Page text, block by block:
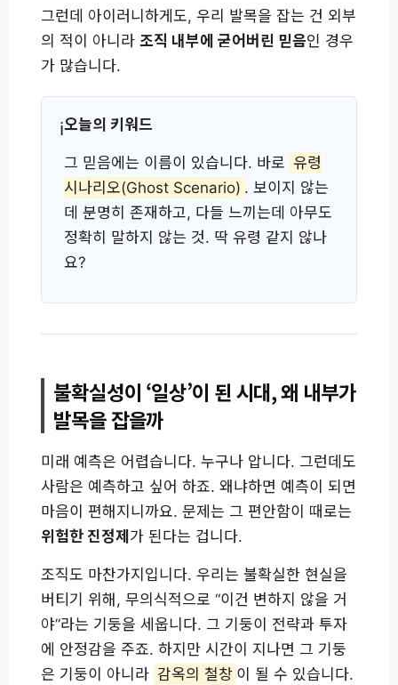
그런데 아이러니하게도, 우리 발목을 잡는 건 외부
의 적이 아니라 조직 내부에 굳어버린 믿음인 경우
가 많습니다.
오늘의 키워드
그 믿음에는 이름이 있습니다. 바로 유령
시나리오(Ghost Scenario) . 보이지 않는
데 분명히 존재하고, 다들 느끼는데 아무도
정확히 말하지 않는 것. 딱 유령 같지 않나
요?
불확실성이 ‘일상’이 된 시대, 왜 내부가
발목을 잡을까
미래 예측은 어렵습니다. 누구나 압니다. 그런데도
사람은 예측하고 싶어 하죠. 왜냐하면 예측이 되면
마음이 편해지니까요. 문제는 그 편안함이 때로는
위험한 진정제 가 된다는 겁니다.
조직도 마찬가지입니다. 우리는 불확실한 현실을
버티기 위해, 무의식적으로 “이건 변하지 않을 거
야”라는 기둥을 세웁니다. 그 기둥이 전략과 투자
에 안정감을 주죠. 하지만 시간이 지나면 그 기둥
은 기둥이 아니라 감옥의 철창 이 될 수 있습니다.